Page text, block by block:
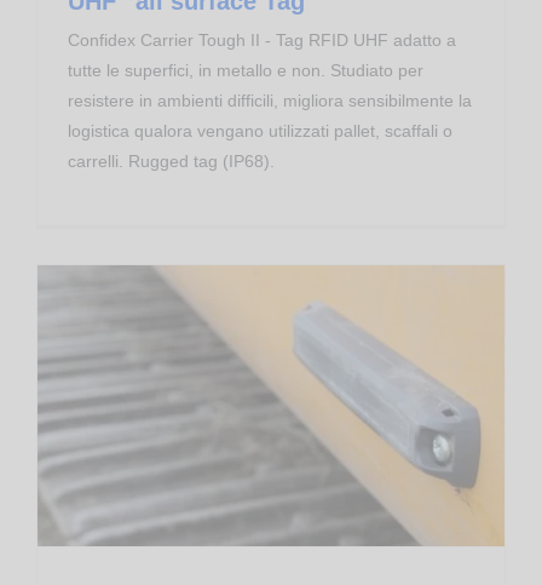
Confidex Carrier Tough II - Tag RFID UHF adatto a
tutte le superfici, in metallo e non. Studiato per
resistere in ambienti difficili, migliora sensibilmente la
logistica qualora vengano utilizzati pallet, scaffali o
carrelli. Rugged tag (IP68).